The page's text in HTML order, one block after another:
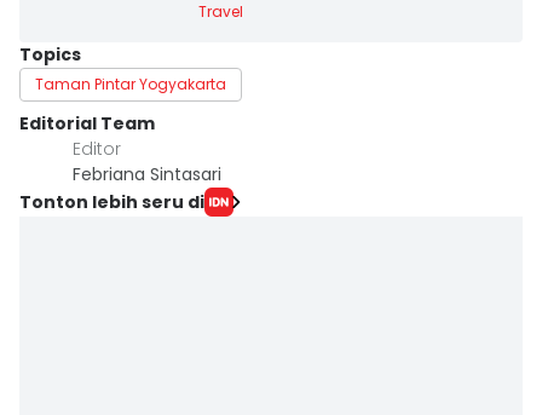
Travel
Topics
Taman Pintar Yogyakarta
Editorial Team
Editor
Febriana Sintasari
Tonton lebih seru di